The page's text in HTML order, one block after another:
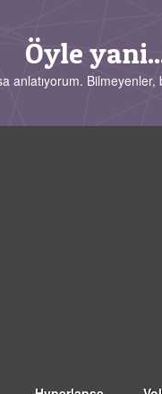
Öyle
anlatıyorum. Bilmeyenler,